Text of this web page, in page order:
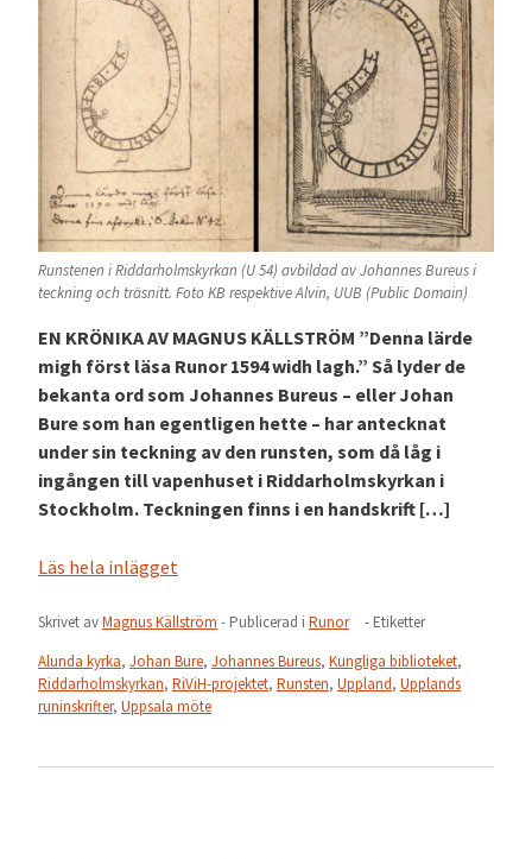
Runstenen i Riddarholmskyrkan (U 54) avbildad av Johannes Bureus i
teckning och träsnitt. Foto KB respektive Alvin, UUB (Public Domain)
EN KRÖNIKA AV MAGNUS KÄLLSTRÖM ”Denna lärde
migh först läsa Runor 1594 widh lagh.” Så lyder de
bekanta ord som Johannes Bureus – eller Johan
Bure som han egentligen hette – har antecknat
under sin teckning av den runsten, som då låg i
ingången till vapenhuset i Riddarholmskyrkan i
Stockholm. Teckningen finns i en handskrift […]
Läs hela inlägget
Skrivet avMagnus Källström - Publicerad i Runor
- Etiketter
Alunda kyrka, Johan Bure, Johannes Bureus, Kungliga biblioteket,
Riddarholmskyrkan, RiViH-projektet, Runsten, Uppland, Upplands
runinskrifter, Uppsala möte